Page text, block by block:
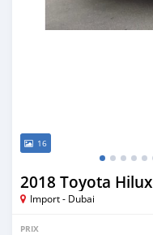
16
2018 Toyota Hilux
Import - Dubai
PRIX